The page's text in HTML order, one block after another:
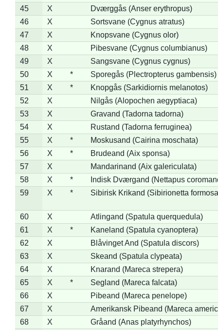
45
X
Dværggås (Anser erythropus)
46
X
Sortsvane (Cygnus atratus)
47
X
Knopsvane (Cygnus olor)
48
X
Pibesvane (Cygnus columbianus)
49
X
Sangsvane (Cygnus cygnus)
50
X *
Sporegås (Plectropterus gambensis)
51
X *
Knopgås (Sarkidiornis melanotos)
52
X
Nilgås (Alopochen aegyptiaca)
53
X
Gravand (Tadorna tadorna)
54
X
Rustand (Tadorna ferruginea)
55
X *
Moskusand (Cairina moschata)
56
X *
Brudeand (Aix sponsa)
57
X
Mandarinand (Aix galericulata)
58
X *
Indisk Dværgand (Nettapus
59
X * Sibirisk Krikand (Sibirionetta
60 X
Atlingand (Spatula querquedula)
61
X *
Kaneland (Spatula cyanoptera)
62
X
Blåvinget And (Spatula discors)
63
X
Skeand (Spatula clypeata)
64
X
Knarand (Mareca strepera)
65
X *
Segland (Mareca falcata)
66
X
Pibeand (Mareca penelope)
67
X
Amerikansk Pibeand (Mareca
68
X
Gråand (Anas platyrhynchos)